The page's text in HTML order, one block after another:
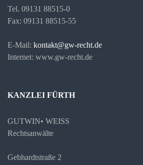
Tel. 09131 88515-0
Fax: 09131 88515-55
E-Mail: kontakt@gw-recht.de
Internet: www.gw-recht.de
KANZLEI FÜRTH
GUTWIN• WEISS
Rechtsanwälte
Gebhardtstraße 2